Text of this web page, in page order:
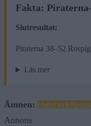
Fakta:
Slutresultat:
Piraterna 38–52
Läs mer
Ämnen: Hallstavik
Annons